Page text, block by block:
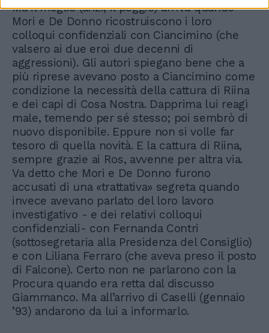
Ma il meglio (anzi, il peggio) arriva quando
Mori e De Donno ricostruiscono i loro
colloqui confidenziali con Ciancimino (che
valsero ai due eroi due decenni di
aggressioni). Gli autori spiegano bene che a
più riprese avevano posto a Ciancimino come
condizione la necessità della cattura di Riina
e dei capi di Cosa Nostra. Dapprima lui reagì
male, temendo per sé stesso; poi sembrò di
nuovo disponibile. Eppure non si volle far
tesoro di quella novità. E la cattura di Riina,
sempre grazie ai Ros, avvenne per altra via.
Va detto che Mori e De Donno furono
accusati di una «trattativa» segreta quando
invece avevano parlato del loro lavoro
investigativo - e dei relativi colloqui
confidenziali- con Fernanda Contri
(sottosegretaria alla Presidenza del Consiglio)
e con Liliana Ferraro (che aveva preso il posto
di Falcone). Certo non ne parlarono con la
Procura quando era retta dal discusso
Giammanco. Ma all’arrivo di Caselli (gennaio
’93) andarono da lui a informarlo.